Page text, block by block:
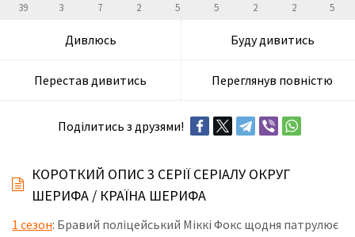
39 3 7 2 5 5 2 2 5
Дивлюсь Буду дивитись
Перестав дивитись Переглянув повністю
Поділитись з друзями!
КОРОТКИЙ ОПИС 3 СЕРІЇ СЕРІАЛУ ОКРУГ
ШЕРИФА / КРАЇНА ШЕРИФА
1 сезон: Бравий поліцейський Міккі Фокс щодня патрулює